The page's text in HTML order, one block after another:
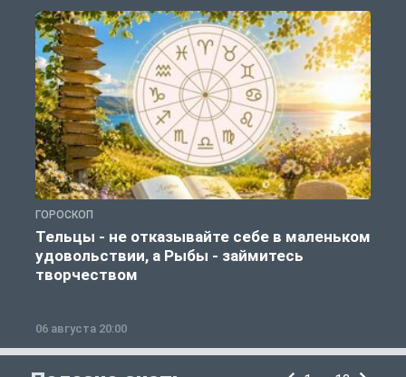
ГОРОСКОП
Тельцы - не отказывайте себе в маленьком
удовольствии, а Рыбы - займитесь
творчеством
06 августа 20:00